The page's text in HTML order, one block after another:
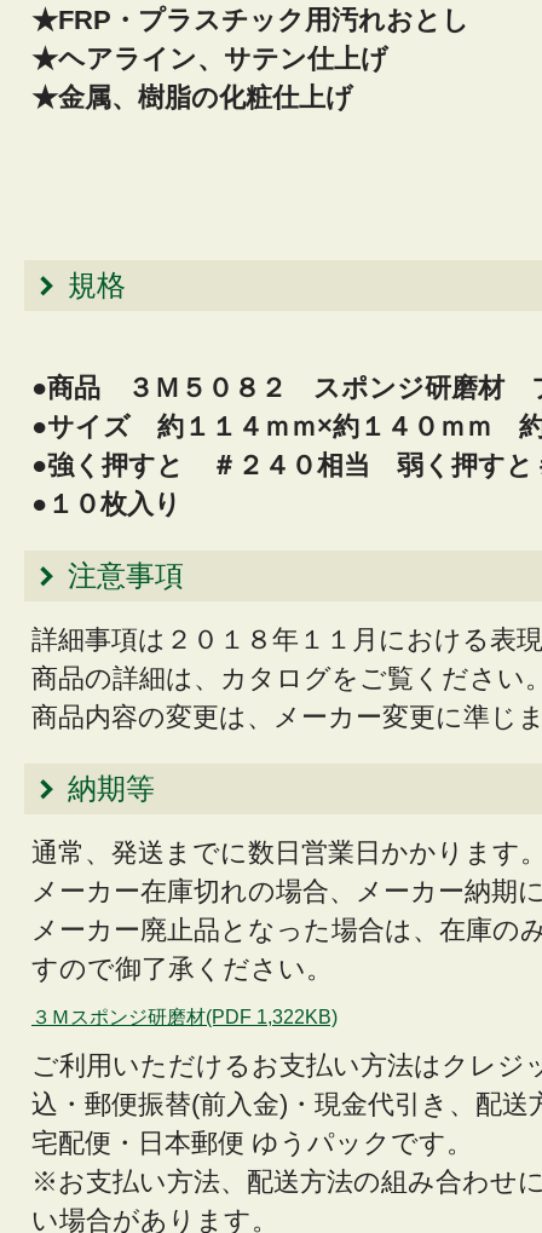
★FRP・プラスチック用汚れおとし
★ヘアライン、サテン仕上げ
★金属、樹脂の化粧仕上げ
規格
●商品 ３Ｍ５０８２ スポンジ研磨材
●サイズ 約１１４ｍｍ×約１４０ｍｍ
●強く押すと ＃２４０相当 弱く押すと
●１０枚入り
注意事項
詳細事項は２０１８年１１月における表
商品の詳細は、カタログをご覧ください
商品内容の変更は、メーカー変更に準じ
納期等
通常、発送までに数日営業日かかります
メーカー在庫切れの場合、メーカー納期
メーカー廃止品となった場合は、在庫の
すので御了承ください。
３Ｍスポンジ研磨材(PDF 1,322KB)
ご利用いただけるお支払い方法はクレジ
込・郵便振替(前入金)・現金代引き、配送
宅配便・日本郵便 ゆうパックです。
※お支払い方法、配送方法の組み合わせ
い場合があります。